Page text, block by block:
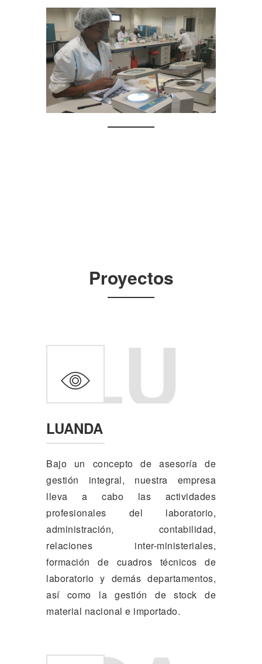
Proyectos
LU
LUANDA
Bajo un concepto de asesoría de
gestión integral, nuestra empresa
lleva a cabo las actividades
profesionales del laboratorio,
administración, contabilidad,
relaciones inter-ministeriales,
formación de cuadros técnicos de
laboratorio y demás departamentos,
así como la gestión de stock de
material nacional e importado.